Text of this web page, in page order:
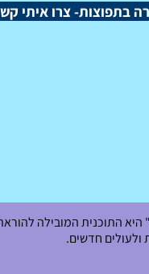
בתפוצות- צרו איתי
התוכנית המובילה
ולעולים חדשים.